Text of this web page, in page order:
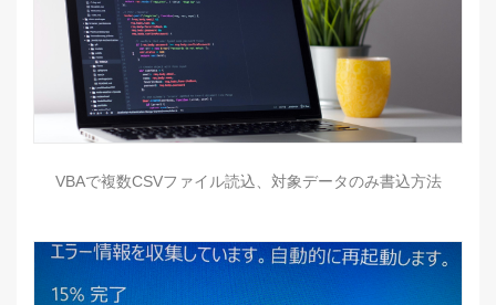
VBAで複数CSVファイル読込、対象データのみ書込方法